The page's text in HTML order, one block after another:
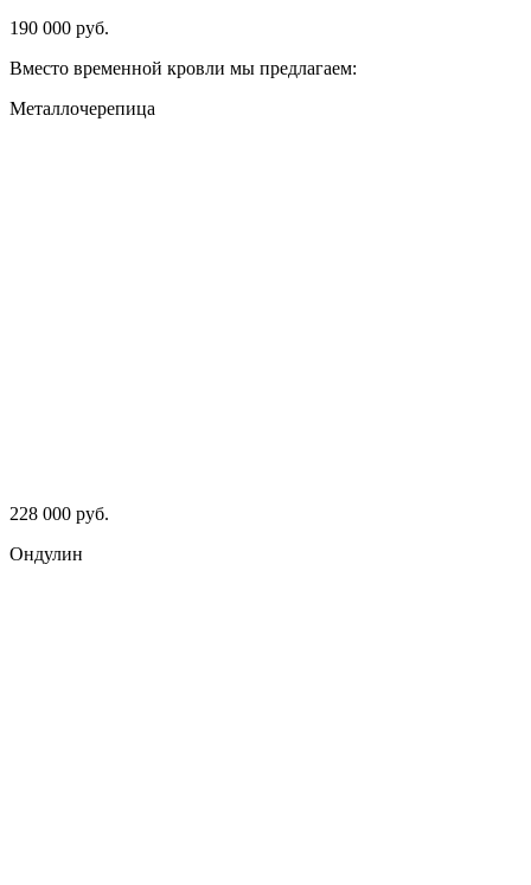
190 000 руб.
Вместо временной кровли мы предлагаем:
Металлочерепица
228 000 руб.
Ондулин